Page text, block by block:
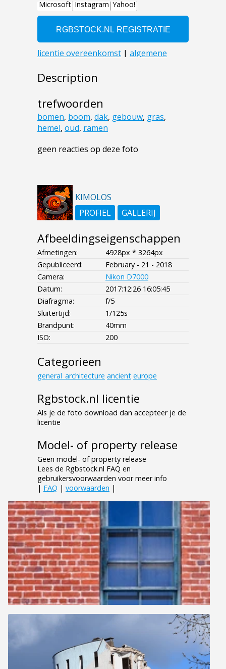
Description
trefwoorden
bomen, boom, dak, gebouw, gras,
hemel, oud, ramen
geen reacties op deze foto
KIMOLOS
PROFIEL
GALLERIJ
Afbeeldingseigenschappen
Afmetingen:
4928px * 3264px
Gepubliceerd:
February - 21 - 2018
Camera:
Nikon D7000
Datum:
2017:12:26 16:05:45
Diafragma:
f/5
Sluitertijd:
1/125s
Brandpunt:
40mm
ISO:
200
Categorieen
general_architecture ancient europe
Rgbstock.nl licentie
Als je de foto download dan accepteer je de
licentie
Model- of property release
Geen model- of property release
Lees de Rgbstock.nl FAQ en
gebruikersvoorwaarden voor meer info
| FAQ | voorwaarden |